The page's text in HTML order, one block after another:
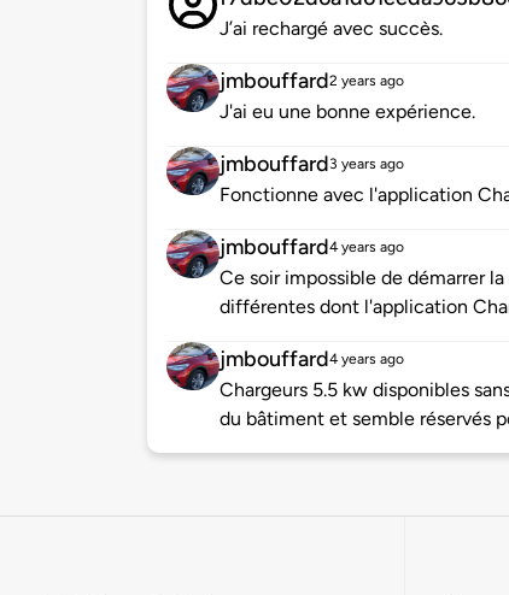
J’ai rechargé avec succès.
jmbouffard2 years ago
J'ai eu une bonne expérience.
jmbouffard3 years ago
Fonctionne avec l'application
jmbouffard4 years ago
Ce soir impossible de démarrer
différentes dont l'application
jmbouffard4 years ago
Chargeurs 5.5 kw disponibles
du bâtiment et semble réservés